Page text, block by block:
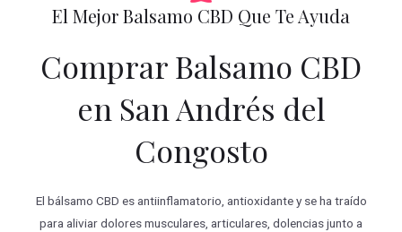
El Mejor Balsamo CBD Que Te Ayuda
Comprar Balsamo CBD
en San Andrés del
Congosto
El bálsamo CBD es antiinflamatorio, antioxidante y se ha traído
para aliviar dolores musculares, articulares, dolencias junto a